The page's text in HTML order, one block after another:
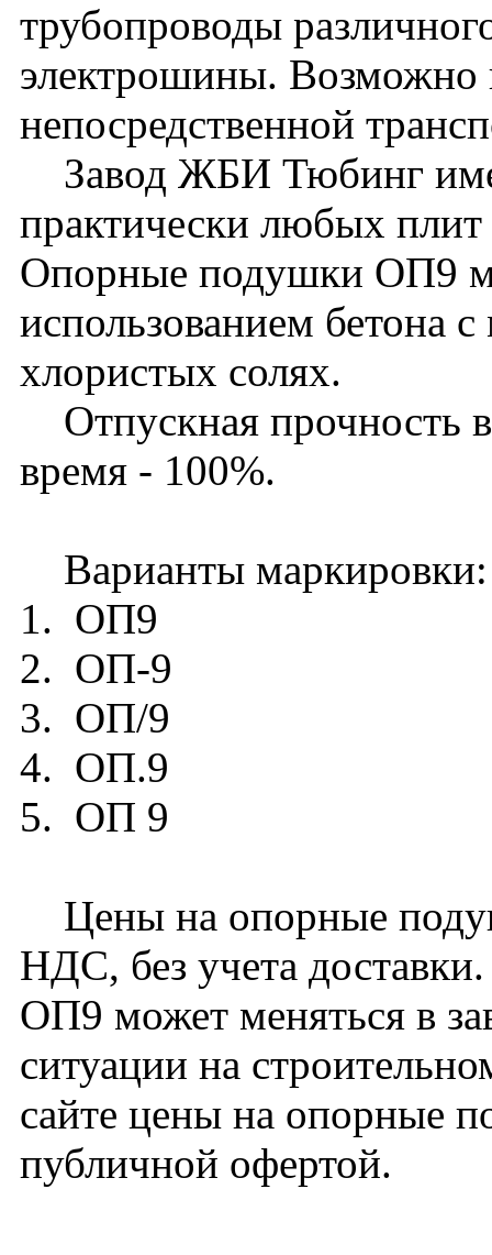
трубопроводы
электрошины. Возможно
непосредственной
Завод ЖБИ Тюбинг
практически любых плит
Опорные подушки ОП9
использованием бетона
хлористых солях.
Отпускная прочность
время - 100%.
Варианты маркировки:
1. ОП9
2. ОП-9
3. ОП/9
4. ОП.9
5. ОП 9
Цены на опорные
НДС, без учета
ОП9 может меняться в
ситуации на
сайте цены на опорные
публичной офертой.